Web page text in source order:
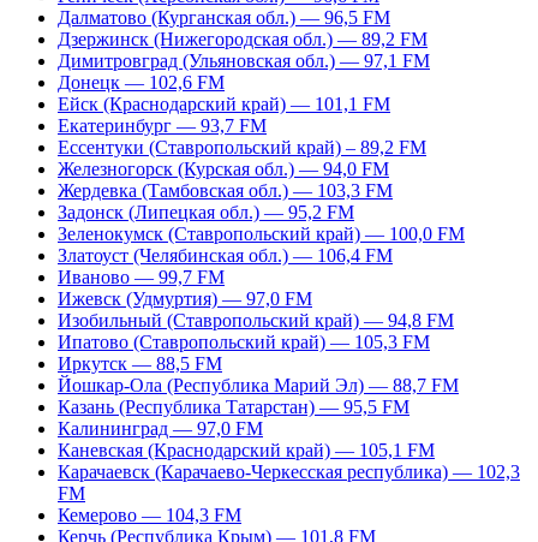
Далматово (Курганская обл.) — 96,5 FM
Дзержинск (Нижегородская обл.) — 89,2 FM
Димитровград (Ульяновская обл.) — 97,1 FM
Донецк — 102,6 FM
Ейск (Краснодарский край) — 101,1 FM
Екатеринбург — 93,7 FM
Ессентуки (Ставропольский край) – 89,2 FM
Железногорск (Курская обл.) — 94,0 FM
Жердевка (Тамбовская обл.) — 103,3 FM
Задонск (Липецкая обл.) — 95,2 FM
Зеленокумск (Ставропольский край) — 100,0 FM
Златоуст (Челябинская обл.) — 106,4 FM
Иваново — 99,7 FM
Ижевск (Удмуртия) — 97,0 FM
Изобильный (Ставропольский край) — 94,8 FM
Ипатово (Ставропольский край) — 105,3 FM
Иркутск — 88,5 FM
Йошкар-Ола (Республика Марий Эл) — 88,7 FM
Казань (Республика Татарстан) — 95,5 FM
Калининград — 97,0 FM
Каневская (Краснодарский край) — 105,1 FM
Карачаевск (Карачаево-Черкесская республика) — 102,3
FM
Кемерово — 104,3 FM
Керчь (Республика Крым) — 101,8 FM